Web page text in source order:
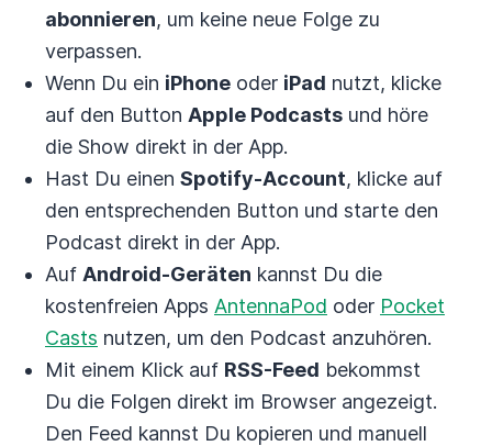
abonnieren, um keine neue Folge zu
verpassen.
Wenn Du ein iPhone oder iPad nutzt, klicke
auf den Button Apple Podcasts und höre
die Show direkt in der App.
Hast Du einen Spotify-Account, klicke auf
den entsprechenden Button und starte den
Podcast direkt in der App.
Auf Android-Geräten kannst Du die
kostenfreien Apps AntennaPod oder Pocket
Casts nutzen, um den Podcast anzuhören.
Mit einem Klick auf RSS-Feed bekommst
Du die Folgen direkt im Browser angezeigt.
Den Feed kannst Du kopieren und manuell